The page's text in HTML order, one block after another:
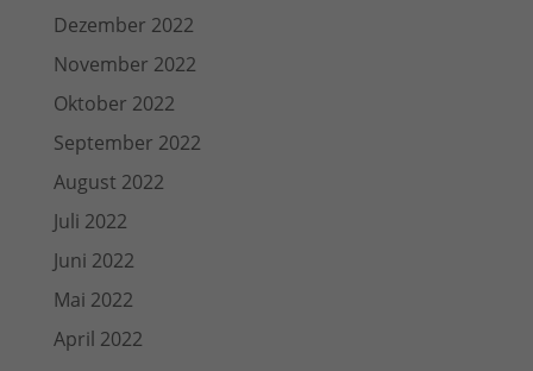
Dezember 2022
November 2022
Oktober 2022
September 2022
August 2022
Juli 2022
Juni 2022
Mai 2022
April 2022